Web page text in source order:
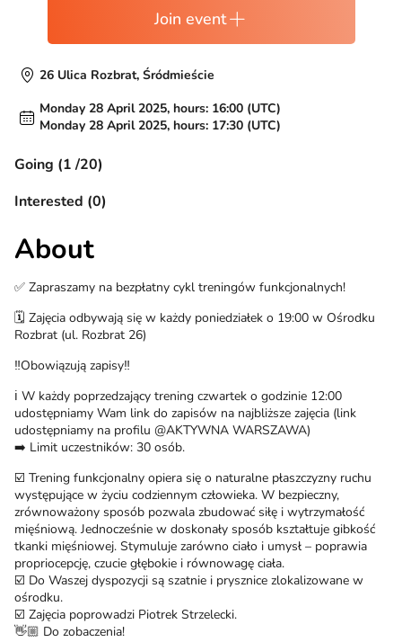
Join event
26 Ulica Rozbrat, Śródmieście
Monday 28 April 2025, hours: 16:00 (UTC)
Monday 28 April 2025, hours: 17:30 (UTC)
Going (1 /20)
Interested (0)
About
✅ Zapraszamy na bezpłatny cykl treningów funkcjonalnych!
🗓️ Zajęcia odbywają się w każdy poniedziałek o 19:00 w Ośrodku
Rozbrat (ul. Rozbrat 26)
‼️Obowiązują zapisy‼️
ℹ️ W każdy poprzedzający trening czwartek o godzinie 12:00
udostępniamy Wam link do zapisów na najbliższe zajęcia (link
udostępniamy na profilu @AKTYWNA WARSZAWA)
➡️ Limit uczestników: 30 osób.
☑️ Trening funkcjonalny opiera się o naturalne płaszczyzny ruchu
występujące w życiu codziennym człowieka. W bezpieczny,
zrównoważony sposób pozwala zbudować siłę i wytrzymałość
mięśniową. Jednocześnie w doskonały sposób kształtuje gibkość
tkanki mięśniowej. Stymuluje zarówno ciało i umysł – poprawia
propriocepcję, czucie głębokie i równowagę ciała.
☑️ Do Waszej dyspozycji są szatnie i prysznice zlokalizowane w
ośrodku.
☑️ Zajęcia poprowadzi Piotrek Strzelecki.
👋🏼 Do zobaczenia!